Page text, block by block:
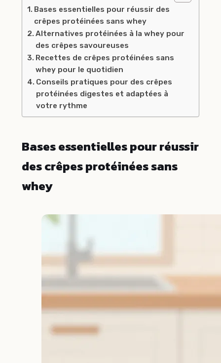
Bases essentielles pour réussir des
crêpes protéinées sans whey
Alternatives protéinées à la whey pour
des crêpes savoureuses
Recettes de crêpes protéinées sans
whey pour le quotidien
Conseils pratiques pour des crêpes
protéinées digestes et adaptées à
votre rythme
Bases essentielles pour réussir
des crêpes protéinées sans
whey